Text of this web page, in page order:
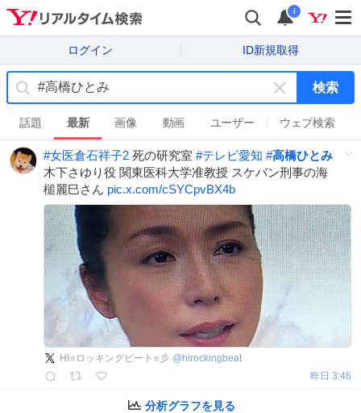
i
ログイン ID新規取得
キ
ー
ワ
ー
ド
消
す
検索
話題 最新 画像 動画 ユーザー ウェブ検索
#女医倉石祥子2 死の研究室 #テレビ愛知 #高橋ひとみ
木下さゆり役 関東医科大学准教授 スケバン刑事の海
槌麗巳さん pic.x.com/cSYCpvBX4b
HI⭐ロッキングビート⭐彡 @ hirockingbeat
昨日 3:46
分析グラフを見る